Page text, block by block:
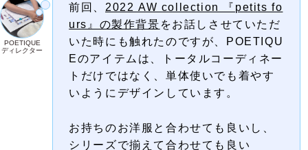
POETIQUE
ディレクター
前回、 2022 AW collection 『petits fo
urs』の製作背景 をお話しさせていただ
いた時にも触れたのですが、POETIQU
Eのアイテムは、トータルコーディネー
トだけではなく、単体使いでも着やす
いようにデザインしています。
お持ちのお洋服と合わせても良いし、
シリーズで揃えて合わせても良い